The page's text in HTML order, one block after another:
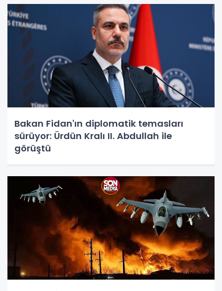
Bakan Fidan'ın diplomatik temasları
sürüyor: Ürdün Kralı II. Abdullah ile
görüştü